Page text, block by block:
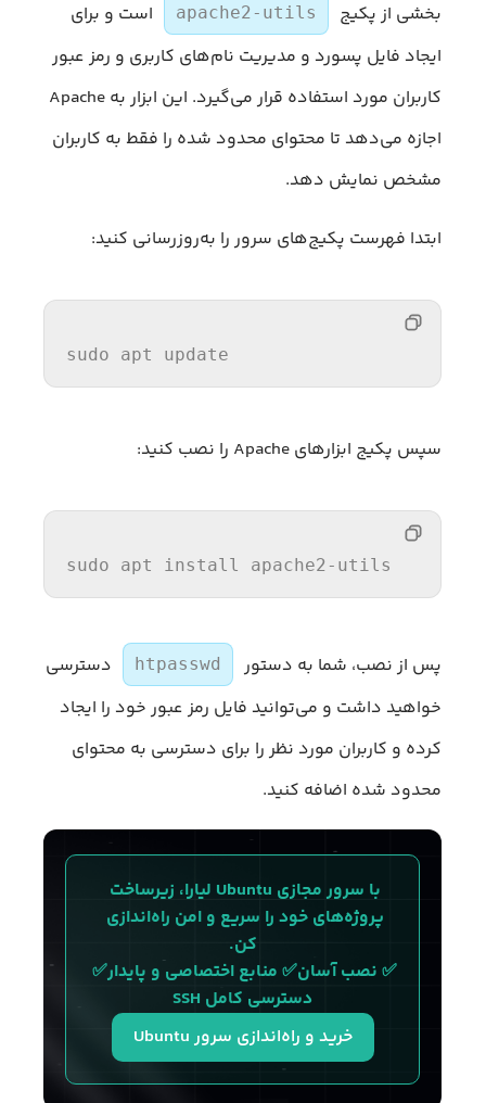
بخشی از پکیج
apache2-utils
است و برای
ایجاد فایل پسورد و مدیریت نام‌های کاربری و رمز عبور
کاربران مورد استفاده قرار می‌گیرد. این ابزار به Apache
اجازه می‌دهد تا محتوای محدود شده را فقط به کاربران
مشخص نمایش دهد.
ابتدا فهرست پکیج‌های سرور را به‌روزرسانی کنید:
sudo apt update
سپس پکیج ابزارهای Apache را نصب کنید:
sudo apt install apache2-utils
پس از نصب، شما به دستور htpasswd
دسترسی
خواهید داشت و می‌توانید فایل رمز عبور خود را ایجاد
کرده و کاربران مورد نظر را برای دسترسی به محتوای
محدود شده اضافه کنید.
با سرور مجازی Ubuntu لیارا، زیرساخت
پروژه‌های خود را سریع و امن راه‌اندازی
کن.
✅ نصب آسان✅ منابع اختصاصی و پایدار✅
دسترسی کامل SSH
خرید و راه‌اندازی سرور Ubuntu